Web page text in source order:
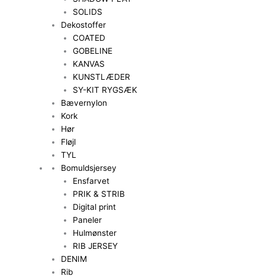
SOLIDS
Dekostoffer
COATED
GOBELINE
KANVAS
KUNSTLÆDER
SY-KIT RYGSÆK
Bævernylon
Kork
Hør
Fløjl
TYL
Bomuldsjersey
Ensfarvet
PRIK & STRIB
Digital print
Paneler
Hulmønster
RIB JERSEY
DENIM
Rib